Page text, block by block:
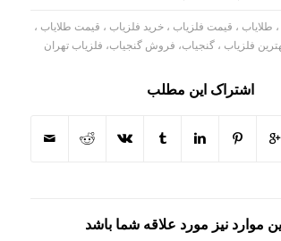
، طلایاب ، قیمت فلزیاب ، خرید فلزیاب ، قیمت طلایاب ،
فلزیاب ، گنجیاب، فروش گنجیاب، فلزیاب تهران
اشتراک این مطلب
موارد نیز مورد علاقه شما باشد